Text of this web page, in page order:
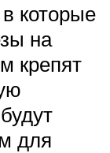
которые
на
крепят
для